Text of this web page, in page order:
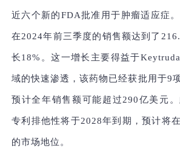
近六个新的FDA批准用于肿瘤适应症
在2024年前三季度的销售额达到了
长18%。这一增长主要得益于
域的快速渗透，该药物已经获批用于9
预计全年销售额可能超过290亿美元
专利排他性将于2028年到期，预计将
的市场地位。